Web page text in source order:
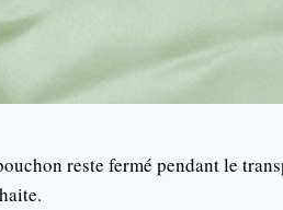
reste fermé pendant le